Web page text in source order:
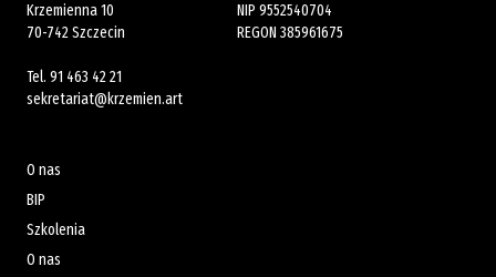
Krzemienna 10
70-742 Szczecin
Tel. 91 463 42 21
sekretariat@krzemien.art
NIP 9552540704
REGON 385961675
O nas
BIP
Szkolenia
O nas